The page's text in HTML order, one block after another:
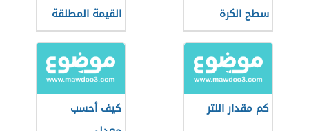
سطح الكرة
القيمة المطلقة
كم مقدار اللتر
كيف أحسب